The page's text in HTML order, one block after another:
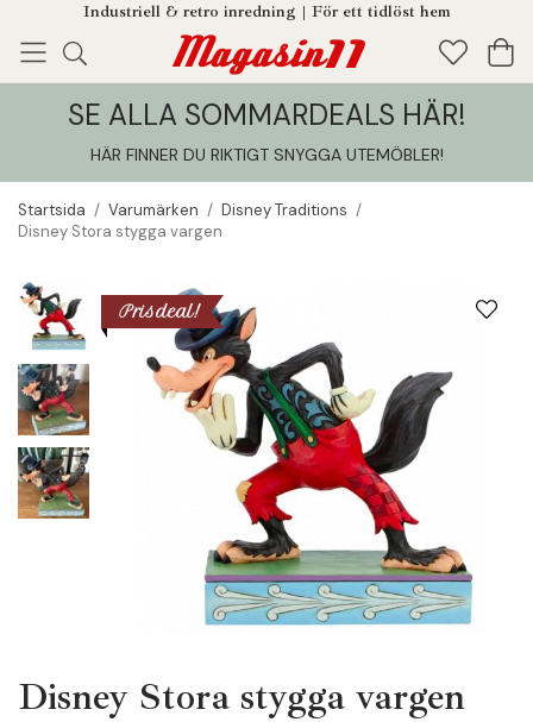
Industriell & retro inredning | För ett tidlöst hem
Enjoy! Tillagt i din varukorg
SE ALLA SOMMARDEALS HÄR!
HÄR FINNER DU RIKTIGT SNYGGA UTEMÖBLER!
Startsida / Varumärken / Disney Traditions /
Disney Stora stygga vargen
Prisdeal!
Disney Stora stygga vargen